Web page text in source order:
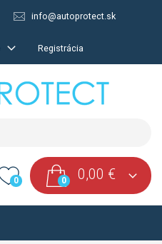
info@autoprotect.sk
Registrácia
0 0,00 €
0